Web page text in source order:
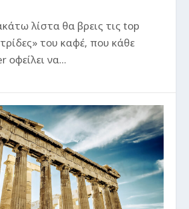
λίστα θα βρεις τις top
του καφέ, που κάθε
οφείλει να...